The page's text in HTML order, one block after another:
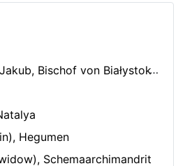
Bischof von Białystok und Gdańsk
Hegumen
Schemaarchimandrit